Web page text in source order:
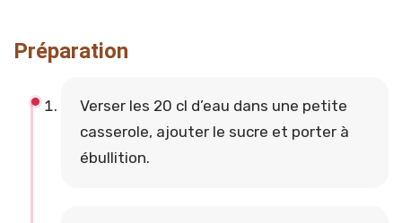
Préparation
Verser les 20 cl d’eau dans une petite
casserole, ajouter le sucre et porter à
ébullition.